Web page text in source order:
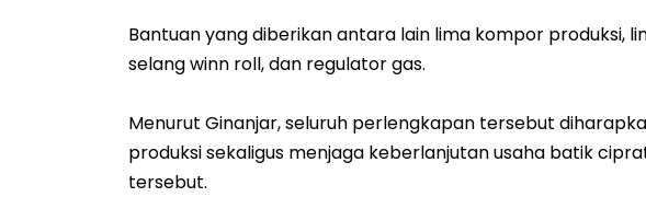
Bantuan yang diberikan antara lain lima kompor produksi,
selang winn roll, dan regulator gas.
Menurut Ginanjar, seluruh perlengkapan tersebut
produksi sekaligus menjaga keberlanjutan usaha batik
tersebut.